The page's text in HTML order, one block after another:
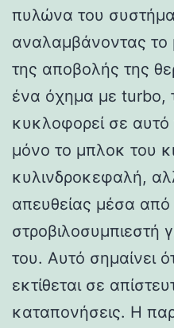
πυλώνα του
αναλαμβάνοντας το
της αποβολής της
ένα όχημα με turbo,
κυκλοφορεί σε αυτό
μόνο το μπλοκ του
κυλινδροκεφαλή,
απευθείας μέσα
στροβιλοσυμπιεστή
του. Αυτό σημαίνει
εκτίθεται σε
καταπονήσεις. Η